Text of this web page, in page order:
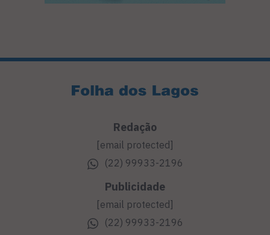
Redação
[email protected]
(22) 99933-2196
Publicidade
[email protected]
(22) 99933-2196